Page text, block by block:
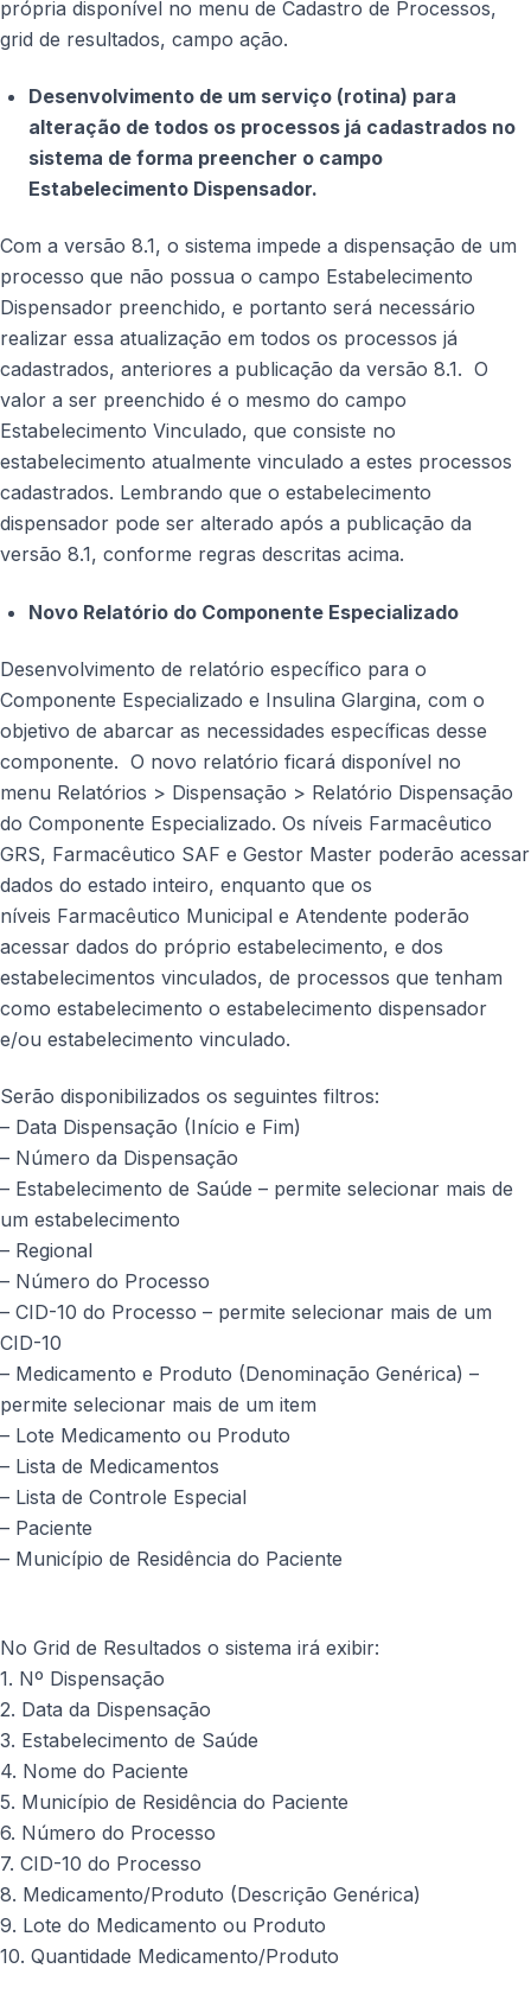
própria disponível no menu de Cadastro de Processos,
grid de resultados, campo ação.
Desenvolvimento de um serviço (rotina) para
alteração de todos os processos já cadastrados no
sistema de forma preencher o campo
Estabelecimento Dispensador.
Com a versão 8.1, o sistema impede a dispensação de um
processo que não possua o campo Estabelecimento
Dispensador preenchido, e portanto será necessário
realizar essa atualização em todos os processos já
cadastrados, anteriores a publicação da versão 8.1. O
valor a ser preenchido é o mesmo do campo
Estabelecimento Vinculado, que consiste no
estabelecimento atualmente vinculado a estes processos
cadastrados. Lembrando que o estabelecimento
dispensador pode ser alterado após a publicação da
versão 8.1, conforme regras descritas acima.
Novo Relatório do Componente Especializado
Desenvolvimento de relatório específico para o
Componente Especializado e Insulina Glargina, com o
objetivo de abarcar as necessidades específicas desse
componente. O novo relatório ficará disponível no
menu Relatórios > Dispensação > Relatório Dispensação
do Componente Especializado. Os níveis Farmacêutico
GRS, Farmacêutico SAF e Gestor Master poderão acessar
dados do estado inteiro, enquanto que os
níveis Farmacêutico Municipal e Atendente poderão
acessar dados do próprio estabelecimento, e dos
estabelecimentos vinculados, de processos que tenham
como estabelecimento o estabelecimento dispensador
e/ou estabelecimento vinculado.
Serão disponibilizados os seguintes filtros:
– Data Dispensação (Início e Fim)
– Número da Dispensação
– Estabelecimento de Saúde – permite selecionar mais de
um estabelecimento
– Regional
– Número do Processo
– CID-10 do Processo – permite selecionar mais de um
CID-10
– Medicamento e Produto (Denominação Genérica) –
permite selecionar mais de um item
– Lote Medicamento ou Produto
– Lista de Medicamentos
– Lista de Controle Especial
– Paciente
– Município de Residência do Paciente
No Grid de Resultados o sistema irá exibir:
1. Nº Dispensação
2. Data da Dispensação
3. Estabelecimento de Saúde
4. Nome do Paciente
5. Município de Residência do Paciente
6. Número do Processo
7. CID-10 do Processo
8. Medicamento/Produto (Descrição Genérica)
9. Lote do Medicamento ou Produto
10. Quantidade Medicamento/Produto